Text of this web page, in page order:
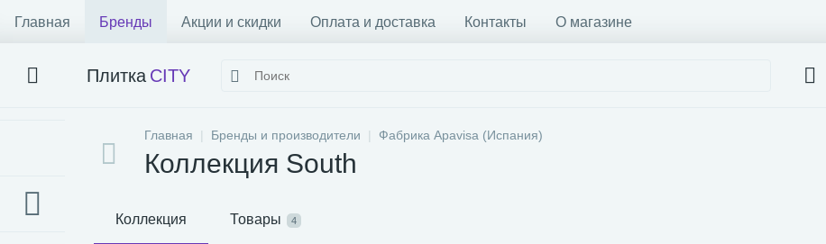
Главная Бренды Акции и скидки Оплата и доставка Контакты О магазине
Плитка CITY
Главная Бренды и производители Фабрика Apavisa (Испания)
Коллекция South
Коллекция Товары 4